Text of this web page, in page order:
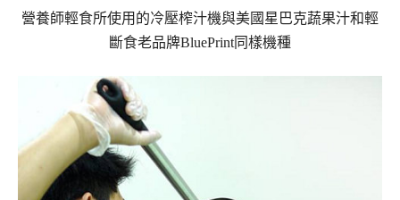
營養師輕食所使用的冷壓榨汁機與美國星巴克蔬果汁和輕
斷食老品牌BluePrint同樣機種